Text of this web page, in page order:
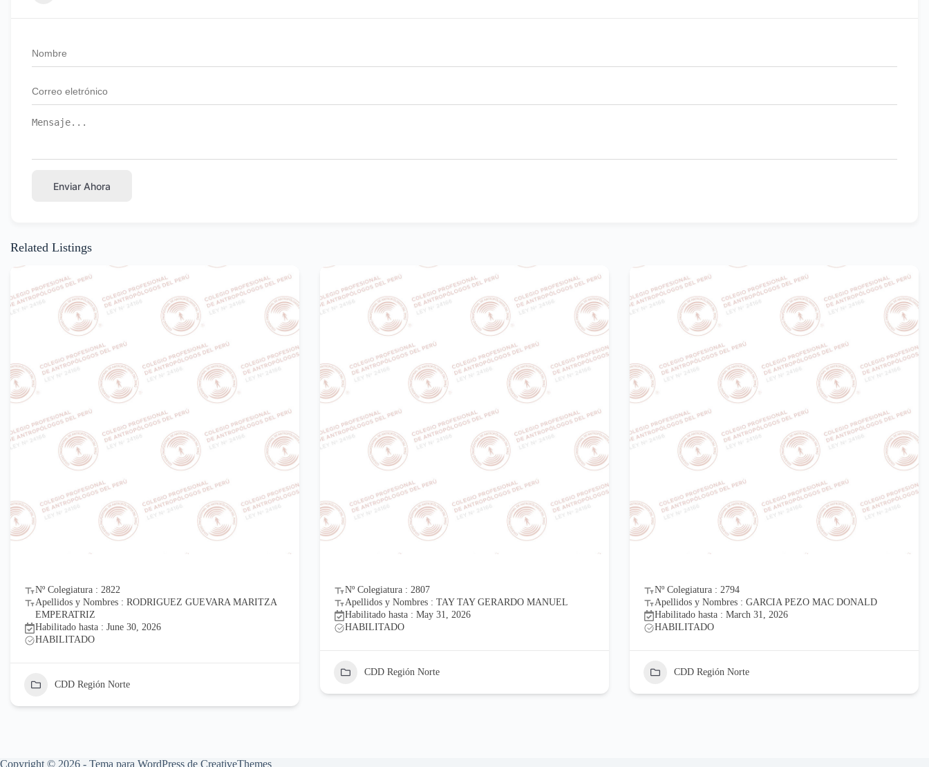
Enviar Ahora
Related Listings
Nº Colegiatura : 2822
Apellidos y Nombres : RODRIGUEZ GUEVARA MARITZA
EMPERATRIZ
Habilitado hasta : June 30, 2026
HABILITADO
CDD Región Norte
Nº Colegiatura : 2807
Apellidos y Nombres : TAY TAY GERARDO MANUEL
Habilitado hasta : May 31, 2026
HABILITADO
CDD Región Norte
Nº Colegiatura : 2794
Apellidos y Nombres : GARCIA PEZO MAC DONALD
Habilitado hasta : March 31, 2026
HABILITADO
CDD Región Norte
Copyright © 2026 - Tema para WordPress de CreativeThemes